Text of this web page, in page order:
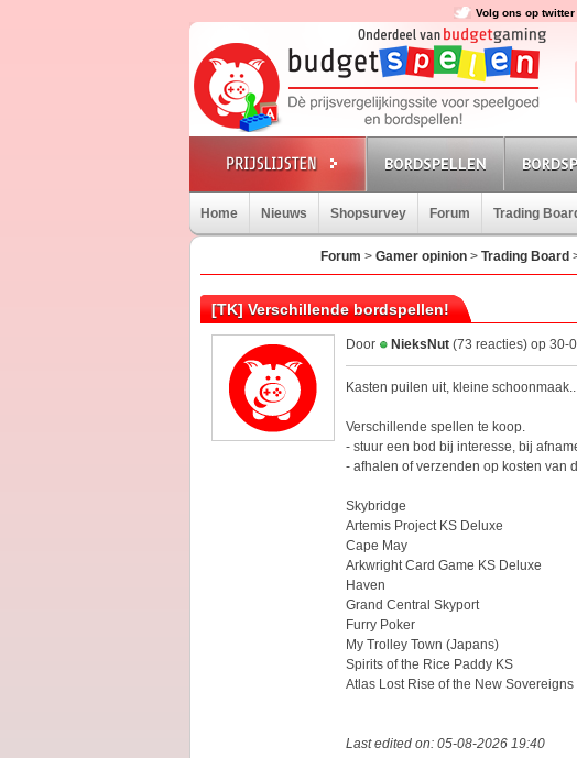
Volg ons op twitter
BORDSPELLEN
Home Nieuws Shopsurvey Forum Trading
Forum > Gamer opinion> Trading Board
[TK] Verschillende bordspellen!
Door NieksNut (73 reacties) op 30-
Kasten puilen uit, kleine
Verschillende spellen te koop.
- stuur een bod bij interesse, bij
- afhalen of verzenden op kosten van
Skybridge
Artemis Project KS Deluxe
Cape May
Arkwright Card Game KS Deluxe
Haven
Grand Central Skyport
Furry Poker
My Trolley Town (Japans)
Spirits of the Rice Paddy KS
Atlas Lost Rise of the New
Last edited on: 05-08-2026 19:40